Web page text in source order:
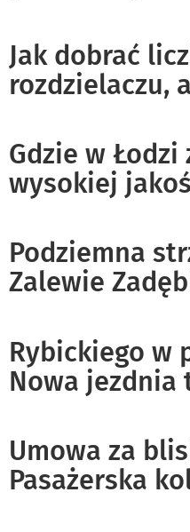
Jak dobrać
rozdzielaczu,
Gdzie w Łodzi
wysokiej
Podziemna
Zalewie
Rybickiego w
Nowa jezdnia
Umowa za
Pasażerska